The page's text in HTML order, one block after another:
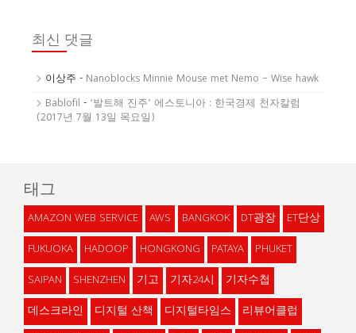
최신 댓글
이상주 - Nanoblocks Minnie Mouse met Nemo – Wise hawk
Bablofil - ‘발트해 진주’ 에스토니아 : 한국경제 천자칼럼
(2017년 7월 13일 목요일)
태그
AMAZON WEB SERVICE AWS BANGKOK DT광장
ET단상
FUKUOKA
HADOOP HONGKONG PATAYA
PHUKET
SAIPAN
SHENZHEN 기고 기자24시
기자수첩
데스크라인
디지털 산책 디지털타임스
리뷰어클럽